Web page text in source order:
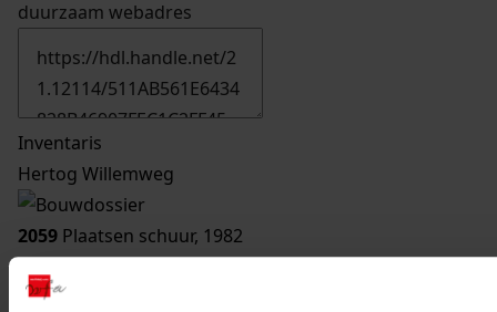
duurzaam webadres
Inventaris
Hertog Willemweg
2059 Plaatsen schuur, 1982
Datering:
1982